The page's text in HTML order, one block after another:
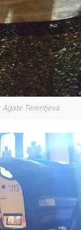
Agate Tereņtjeva